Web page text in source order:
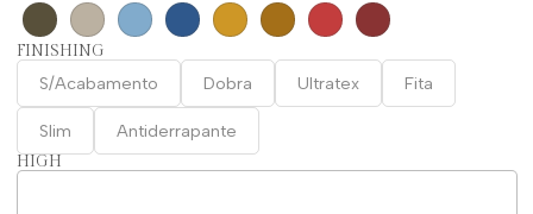
FINISHING
S/Acabamento Dobra Ultratex Fita
Slim Antiderrapante
HIGH